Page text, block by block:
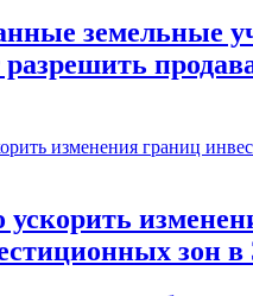
земельные
ускорить
зон